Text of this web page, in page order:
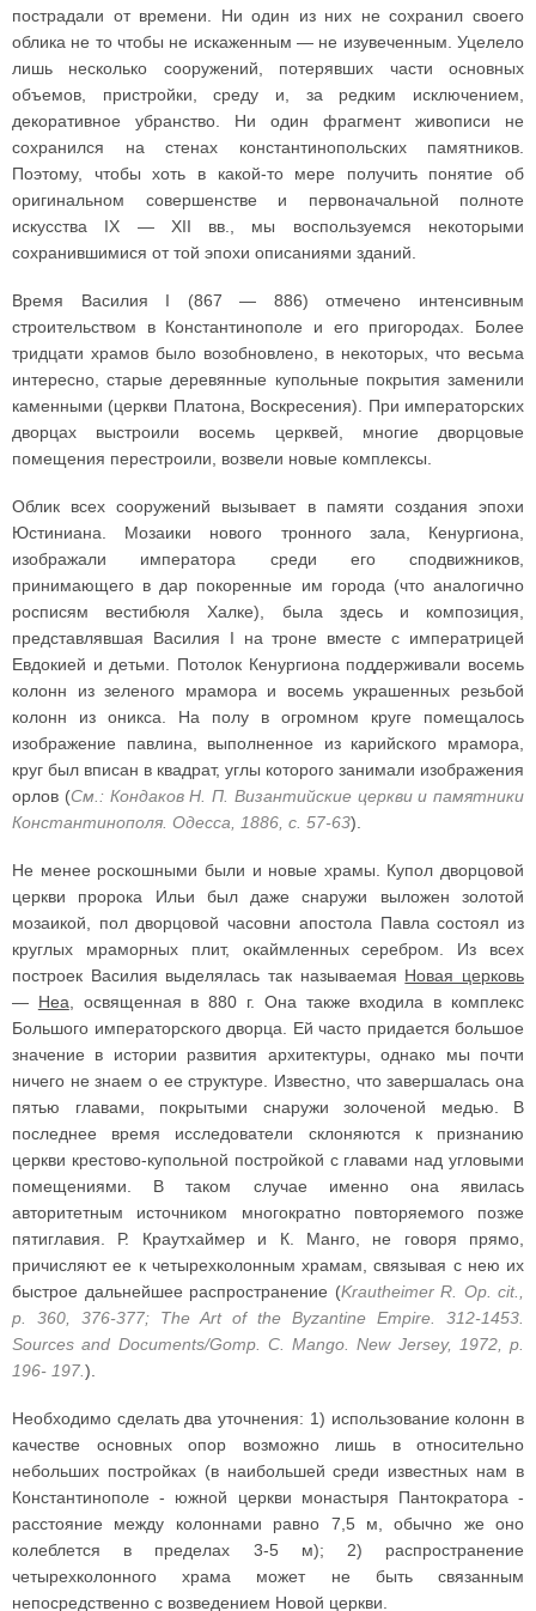
пострадали от времени. Ни один из них не сохранил своего
облика не то чтобы не искаженным — не изувеченным. Уцелело
лишь несколько сооружений, потерявших части основных
объемов, пристройки, среду и, за редким исключением,
декоративное убранство. Ни один фрагмент живописи не
сохранился на стенах константинопольских памятников.
Поэтому, чтобы хоть в какой-то мере получить понятие об
оригинальном совершенстве и первоначальной полноте
искусства IX — XII вв., мы воспользуемся некоторыми
сохранившимися от той эпохи описаниями зданий.
Время Василия I (867 — 886) отмечено интенсивным
строительством в Константинополе и его пригородах. Более
тридцати храмов было возобновлено, в некоторых, что весьма
интересно, старые деревянные купольные покрытия заменили
каменными (церкви Платона, Воскресения). При императорских
дворцах выстроили восемь церквей, многие дворцовые
помещения перестроили, возвели новые комплексы.
Облик всех сооружений вызывает в памяти создания эпохи
Юстиниана. Мозаики нового тронного зала, Кенургиона,
изображали императора среди его сподвижников,
принимающего в дар покоренные им города (что аналогично
росписям вестибюля Халке), была здесь и композиция,
представлявшая Василия I на троне вместе с императрицей
Евдокией и детьми. Потолок Кенургиона поддерживали восемь
колонн из зеленого мрамора и восемь украшенных резьбой
колонн из оникса. На полу в огромном круге помещалось
изображение павлина, выполненное из карийского мрамора,
круг был вписан в квадрат, углы которого занимали изображения
орлов (См.: Кондаков Н. П. Византийские церкви и памятники
Константинополя. Одесса, 1886, с. 57-63).
Не менее роскошными были и новые храмы. Купол дворцовой
церкви пророка Ильи был даже снаружи выложен золотой
мозаикой, пол дворцовой часовни апостола Павла состоял из
круглых мраморных плит, окаймленных серебром. Из всех
построек Василия выделялась так называемая Новая церковь
— Неа , освященная в 880 г. Она также входила в комплекс
Большого императорского дворца. Ей часто придается большое
значение в истории развития архитектуры, однако мы почти
ничего не знаем о ее структуре. Известно, что завершалась она
пятью главами, покрытыми снаружи золоченой медью. В
последнее время исследователи склоняются к признанию
церкви крестово-купольной постройкой с главами над угловыми
помещениями. В таком случае именно она явилась
авторитетным источником многократно повторяемого позже
пятиглавия. Р. Краутхаймер и К. Манго, не говоря прямо,
причисляют ее к четырехколонным храмам, связывая с нею их
быстрое дальнейшее распространение (Krautheimer R. Op. cit.,
p. 360, 376-377; The Art of the Byzantine Empire. 312-1453.
Sources and Documents/Gomp. C. Mango. New Jersey, 1972, p.
196- 197. ).
Необходимо сделать два уточнения: 1) использование колонн в
качестве основных опор возможно лишь в относительно
небольших постройках (в наибольшей среди известных нам в
Константинополе - южной церкви монастыря Пантократора -
расстояние между колоннами равно 7,5 м, обычно же оно
колеблется в пределах 3-5 м); 2) распространение
четырехколонного храма может не быть связанным
непосредственно с возведением Новой церкви.